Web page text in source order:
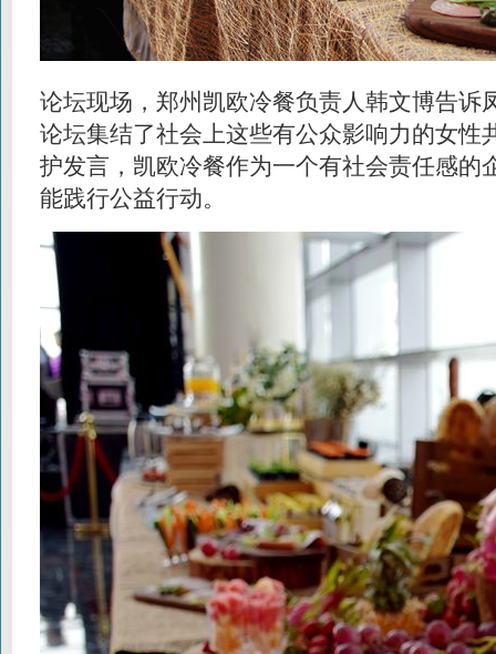
论坛现场，郑州凯欧冷餐负责人韩文博告诉
论坛集结了社会上这些有公众影响力的女性
护发言，凯欧冷餐作为一个有社会责任感的
能践行公益行动。